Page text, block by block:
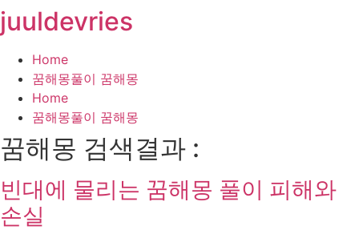
콘
텐
기
juuldevries
Home
꿈해몽풀이 꿈해몽
Home
꿈해몽풀이 꿈해몽
꿈해몽 검색결과 :
빈대에 물리는 꿈해몽 풀이 피해와
손실